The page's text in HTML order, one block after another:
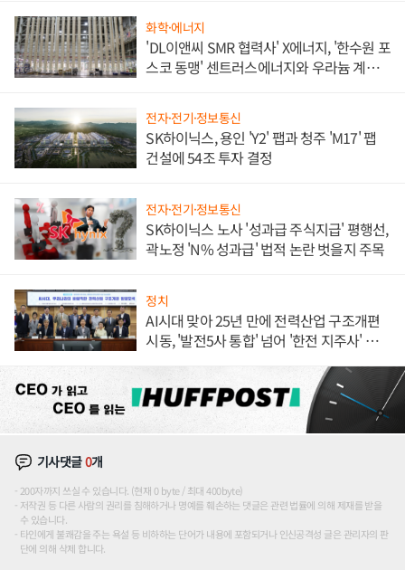
화학·에너지
'DL이앤씨 SMR 협력사' X에너지, '한수원 포
스코 동맹' 센트러스에너지와 우라늄 계약
전자·전기·정보통신
SK하이닉스, 용인 'Y2' 팹과 청주 'M17' 팹
건설에 54조 투자 결정
전자·전기·정보통신
SK하이닉스 노사 '성과급 주식지급' 평행선,
곽노정 'N% 성과급' 법적 논란 벗을지 주목
정치
AI시대 맞아 25년 만에 전력산업 구조개편
시동, '발전5사 통합' 넘어 '한전 지주사' 재편
기사댓글0개
200자까지 쓰실 수 있습니다. (현재 0 byte / 최대 400byte)
저작권 등 다른 사람의 권리를 침해하거나 명예를 훼손하는 댓글은 관련 법률에 의해 제재를 받을
수 있습니다.
타인에게 불쾌감을 주는 욕설 등 비하하는 단어가 내용에 포함되거나 인신공격성 글은 관리자의 판
단에 의해 삭제 합니다.